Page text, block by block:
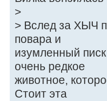
>
> Вслед за ХЫЧ
повара и
изумленный
очень редкое
животное,
Стоит эта